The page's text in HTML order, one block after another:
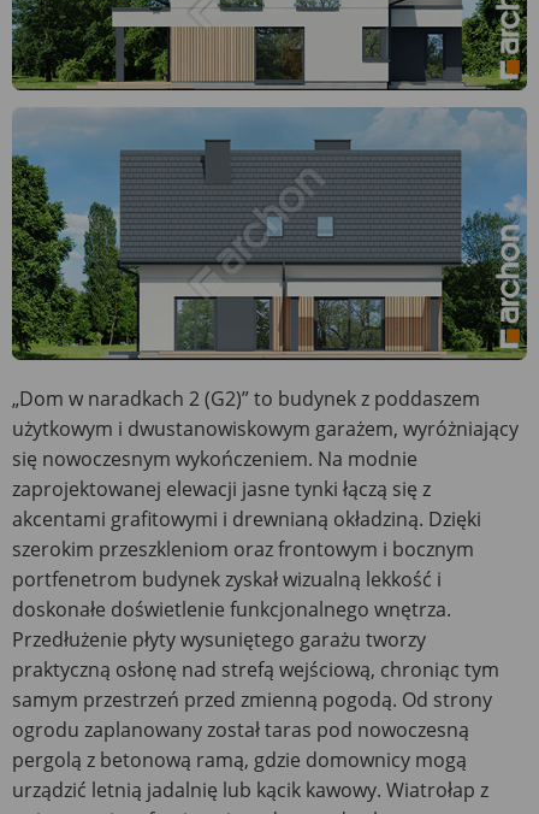
„Dom w naradkach 2 (G2)” to budynek z poddaszem
użytkowym i dwustanowiskowym garażem, wyróżniający
się nowoczesnym wykończeniem. Na modnie
zaprojektowanej elewacji jasne tynki łączą się z
akcentami grafitowymi i drewnianą okładziną. Dzięki
szerokim przeszkleniom oraz frontowym i bocznym
portfenetrom budynek zyskał wizualną lekkość i
doskonałe doświetlenie funkcjonalnego wnętrza.
Przedłużenie płyty wysuniętego garażu tworzy
praktyczną osłonę nad strefą wejściową, chroniąc tym
samym przestrzeń przed zmienną pogodą. Od strony
ogrodu zaplanowany został taras pod nowoczesną
pergolą z betonową ramą, gdzie domownicy mogą
urządzić letnią jadalnię lub kącik kawowy. Wiatrołap z